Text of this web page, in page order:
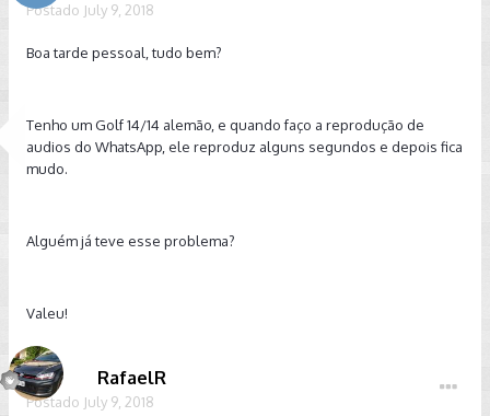
Postado July 9, 2018
Boa tarde pessoal, tudo bem?
Tenho um Golf 14/14 alemão, e quando faço a reprodução de
audios do WhatsApp, ele reproduz alguns segundos e depois fica
mudo.
Alguém já teve esse problema?
Valeu!
RafaelR
Postado July 9, 2018